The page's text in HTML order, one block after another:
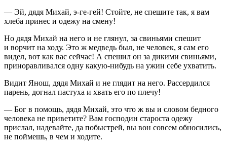
— Эй, дядя Михай, э-ге-гей! Стойте, не спешите так, я вам
хлеба принес и одежу на смену!
Но дядя Михай на него и не глянул, за свиньями спешит
и ворчит на ходу. Это ж медведь был, не человек, я сам его
видел, вот как вас сейчас! А спешил он за дикими свиньями,
приноравливался одну какую-нибудь на ужин себе ухватить.
Видит Янош, дядя Михай и не глядит на него. Рассердился
парень, догнал пастуха и хвать его по плечу!
— Бог в помощь, дядя Михай, это что ж вы и словом бедного
человека не приветите? Вам господин староста одежу
прислал, надевайте, да побыстрей, вы вон совсем обносились,
не поймешь, в чем и ходите.